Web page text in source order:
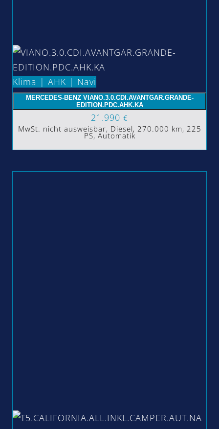
Klima | AHK | Navi
MERCEDES-BENZ VIANO.3.0.CDI.AVANTGAR.GRANDE-
EDITION.PDC.AHK.KA
21.990 €
MwSt. nicht ausweisbar, Diesel, 270.000 km, 225
PS, Automatik